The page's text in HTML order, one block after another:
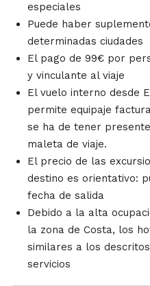
especiales
Puede haber
determinadas ciudades
El pago de 99€ por
y vinculante al viaje
El vuelo interno desde
permite equipaje
se ha de tener
maleta de viaje.
El precio de las
destino es orientativo:
fecha de salida
Debido a la alta
la zona de Costa, los
similares a los
servicios